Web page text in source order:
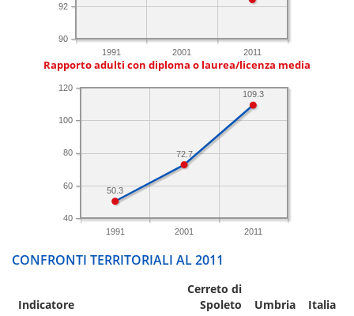
1991 2001 2011
90
92
Rapporto adulti con diploma o laurea/licenza media
1991 2001 2011
40
60
80
100
120
109.3
72.7
50.3
CONFRONTI TERRITORIALI AL 2011
Indicatore
Cerreto di
Spoleto
Umbria Italia